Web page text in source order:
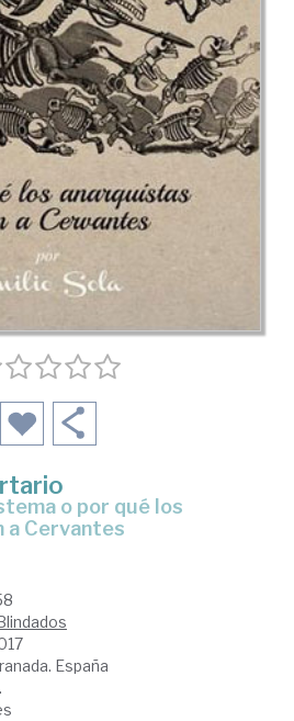
a Cervantes
España